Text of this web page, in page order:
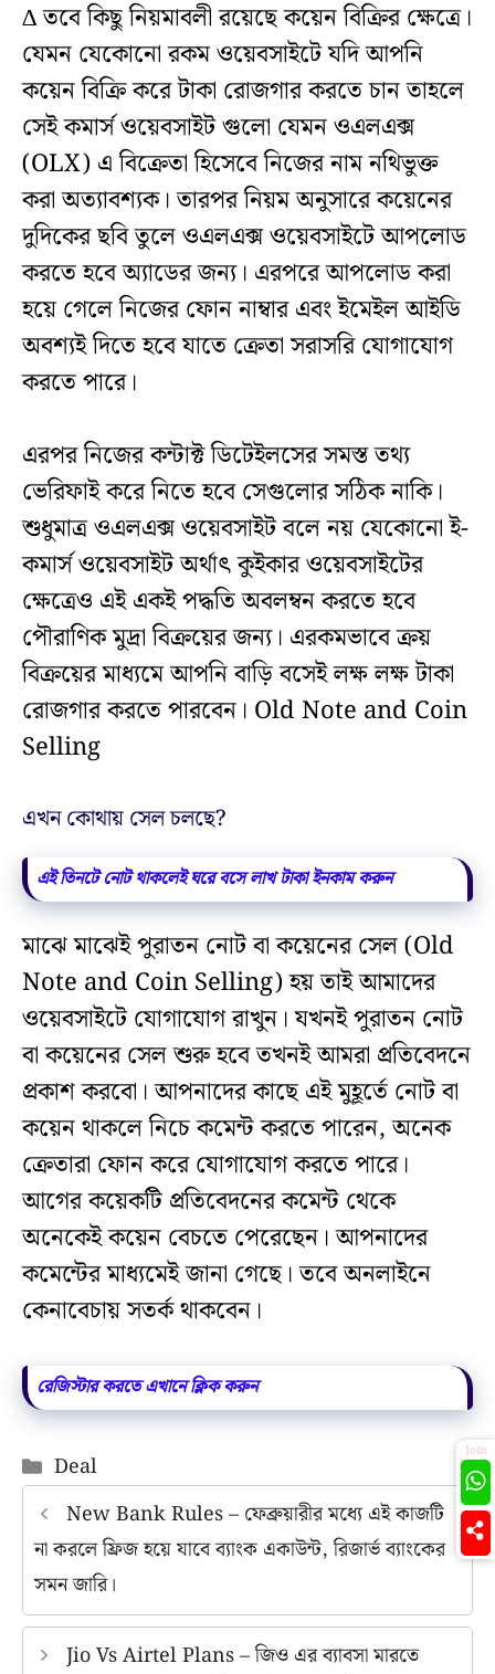
∆ তবে কিছু নিয়মাবলী রয়েছে কয়েন বিক্রির ক্ষেত্রে।
যেমন যেকোনো রকম ওয়েবসাইটে যদি আপনি
কয়েন বিক্রি করে টাকা রোজগার করতে চান তাহলে
সেই কমার্স ওয়েবসাইট গুলো যেমন ওএলএক্স
(OLX) এ বিক্রেতা হিসেবে নিজের নাম নথিভুক্ত
করা অত্যাবশ্যক। তারপর নিয়ম অনুসারে কয়েনের
দুদিকের ছবি তুলে ওএলএক্স ওয়েবসাইটে আপলোড
করতে হবে অ্যাডের জন্য। এরপরে আপলোড করা
হয়ে গেলে নিজের ফোন নাম্বার এবং ইমেইল আইডি
অবশ্যই দিতে হবে যাতে ক্রেতা সরাসরি যোগাযোগ
করতে পারে।
এরপর নিজের কন্টাক্ট ডিটেইলসের সমস্ত তথ্য
ভেরিফাই করে নিতে হবে সেগুলোর সঠিক নাকি।
শুধুমাত্র ওএলএক্স ওয়েবসাইট বলে নয় যেকোনো ই-
কমার্স ওয়েবসাইট অর্থাৎ কুইকার ওয়েবসাইটের
ক্ষেত্রেও এই একই পদ্ধতি অবলম্বন করতে হবে
পৌরাণিক মুদ্রা বিক্রয়ের জন্য। এরকমভাবে ক্রয়
বিক্রয়ের মাধ্যমে আপনি বাড়ি বসেই লক্ষ লক্ষ টাকা
রোজগার করতে পারবেন। Old Note and Coin
Selling
এখন কোথায় সেল চলছে?
এই তিনটে নোট থাকলেই ঘরে বসে লাখ টাকা ইনকাম করুন
মাঝে মাঝেই পুরাতন নোট বা কয়েনের সেল (Old
Note and Coin Selling) হয় তাই আমাদের
ওয়েবসাইটে যোগাযোগ রাখুন। যখনই পুরাতন নোট
বা কয়েনের সেল শুরু হবে তখনই আমরা প্রতিবেদনে
প্রকাশ করবো। আপনাদের কাছে এই মুহূর্তে নোট বা
কয়েন থাকলে নিচে কমেন্ট করতে পারেন, অনেক
ক্রেতারা ফোন করে যোগাযোগ করতে পারে।
আগের কয়েকটি প্রতিবেদনের কমেন্ট থেকে
অনেকেই কয়েন বেচতে পেরেছেন। আপনাদের
কমেন্টের মাধ্যমেই জানা গেছে। তবে অনলাইনে
কেনাবেচায় সতর্ক থাকবেন।
রেজিস্টার করতে এখানে ক্লিক করুন
Categories
Deal
New Bank Rules – ফেব্রুয়ারীর মধ্যে এই কাজটি
না করলে ফ্রিজ হয়ে যাবে ব্যাংক একাউন্ট, রিজার্ভ ব্যাংকের
সমন জারি।
Jio Vs Airtel Plans – জিও এর ব্যাবসা মারতে
Join